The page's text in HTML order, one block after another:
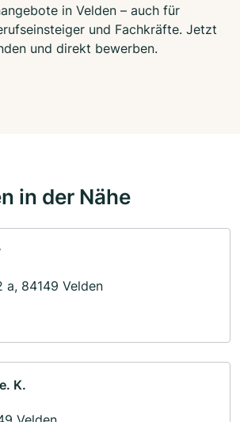
in Velden – auch für
und Fachkräfte. Jetzt
und direkt bewerben.
in der Nähe
a, 84149 Velden
K.